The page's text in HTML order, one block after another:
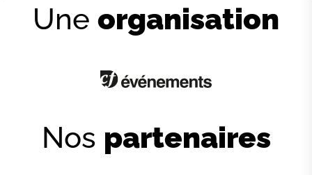
Une organisation
Nos partenaires